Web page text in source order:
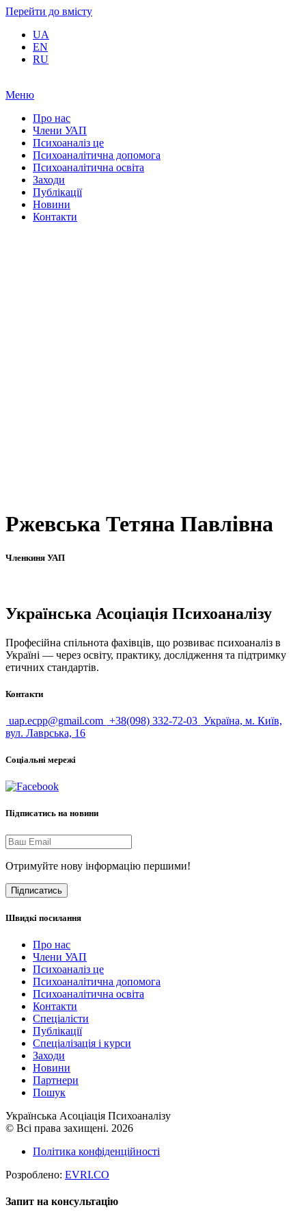
Перейти до вмісту
UA
EN
RU
Меню
Про нас
Члени УАП
Психоаналіз це
Психоаналітична допомога
Психоаналітична освіта
Заходи
Публікації
Новини
Контакти
Ржевська Тетяна Павлівна
Членкиня УАП
Українська Асоціація Психоаналізу
Професійна спільнота фахівців, що розвиває психоаналіз в
Україні — через освіту, практику, дослідження та підтримку
етичних стандартів.
Контакти
uap.ecpp@gmail.com +38(098) 332-72-03 Україна, м. Київ,
вул. Лаврська, 16
Соціальні мережі
Підписатись на новини
Отримуйте нову інформацію першими!
Підписатись
Швидкі посилання
Про нас
Члени УАП
Психоаналіз це
Психоаналітична допомога
Психоаналітична освіта
Контакти
Спеціалісти
Публікації
Cпеціалізація і курси
Заходи
Новини
Партнери
Пошук
Українська Асоціація Психоаналізу
© Всі права захищені. 2026
Політика конфіденційності
Розроблено: EVRI.CO
Запит на консультацію